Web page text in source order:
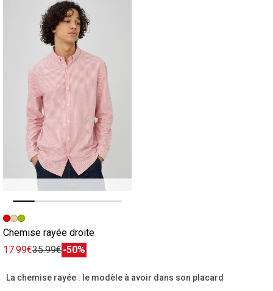
Image précédente
Image suivante
Chemise rayée droite
17.99€35.99€-50%
La chemise rayée : le modèle à avoir dans son placard